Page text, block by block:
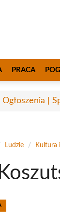
PRACA
Ogłoszenia |
Ludzie / Kultura